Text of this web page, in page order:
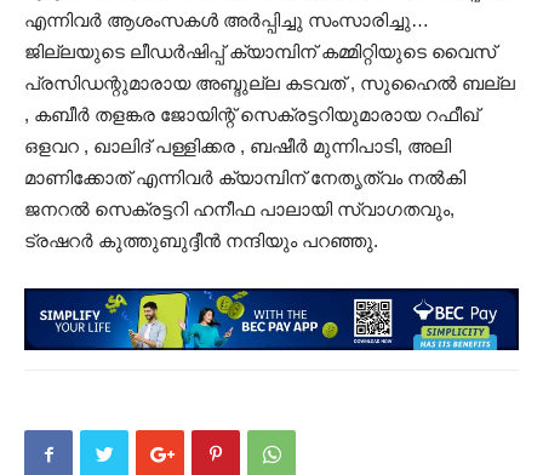
എന്നിവർ ആശംസകൾ അർപ്പിച്ചു സംസാരിച്ചു…
ജില്ലയുടെ ലീഡർഷിപ്പ് ക്യാമ്പിന് കമ്മിറ്റിയുടെ വൈസ്
പ്രസിഡന്റുമാരായ അബ്ദുല്ല കടവത് , സുഹൈൽ ബല്ല
, കബീർ തളങ്കര ജോയിന്റ് സെക്രട്ടറിയുമാരായ റഫീഖ്
ഒളവറ , ഖാലിദ് പള്ളിക്കര , ബഷീർ മുന്നിപാടി, അലി
മാണിക്കോത് എന്നിവർ ക്യാമ്പിന് നേതൃത്വം നൽകി
ജനറൽ സെക്രട്ടറി ഹനീഫ പാലായി സ്വാഗതവും,
ട്രഷറർ കുത്തുബുദ്ദീൻ നന്ദിയും പറഞ്ഞു.